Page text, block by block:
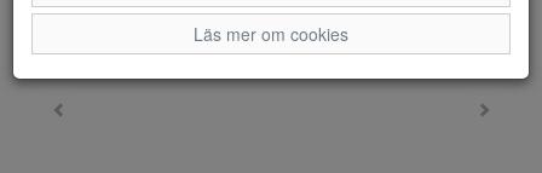
Läs mer om cookies